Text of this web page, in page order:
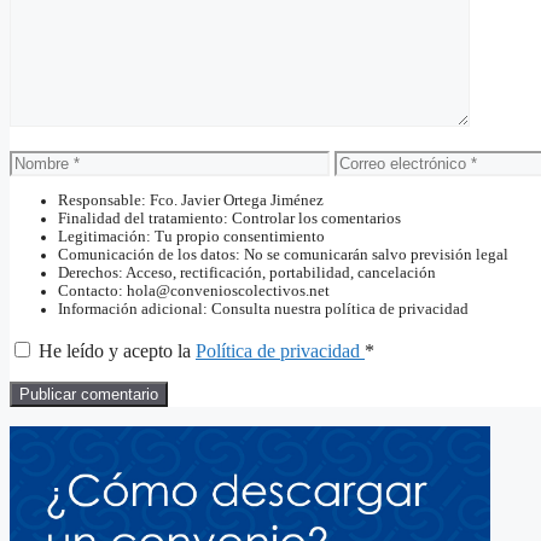
Nombre
Correo
electrónico
Responsable: Fco. Javier Ortega Jiménez
Finalidad del tratamiento: Controlar los comentarios
Legitimación: Tu propio consentimiento
Comunicación de los datos: No se comunicarán salvo previsión legal
Derechos: Acceso, rectificación, portabilidad, cancelación
Contacto: hola@convenioscolectivos.net
Información adicional: Consulta nuestra política de privacidad
He leído y acepto la Política de privacidad *